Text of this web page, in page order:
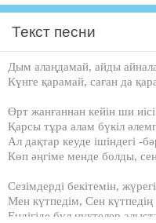
Текст песни
Дым алаңдамай, айды
Күнге қарамай, саған да
Өрт жанғаннан кейін ши
Қарсы тұра алам бүкіл
Ал дақтар кеуде ішіндегі -
Көп әңгіме менде болды,
Сезімдерді бекітемін,
Мен күтпедім, Сен күтпедің
Ендігіде бұл нүктелер